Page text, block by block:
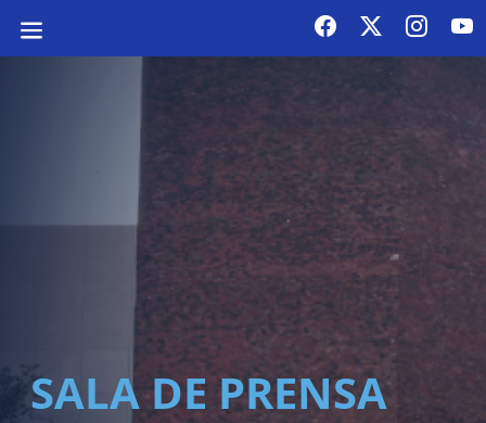
SALA DE PRENSA